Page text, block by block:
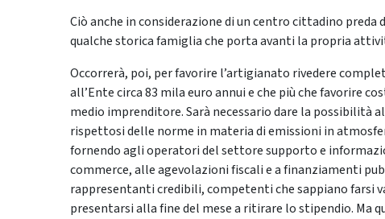
Ciò anche in considerazione di un centro cittadino
qualche storica famiglia che porta avanti la propria
Occorrerà, poi, per favorire l’artigianato rivedere
all’Ente circa 83 mila euro annui e che più che favorire
medio imprenditore. Sarà necessario dare la possibilità
rispettosi delle norme in materia di emissioni in
fornendo agli operatori del settore supporto e
commerce, alle agevolazioni fiscali e a finanziamenti
rappresentanti credibili, competenti che sappiano farsi
presentarsi alla fine del mese a ritirare lo stipendio. Ma